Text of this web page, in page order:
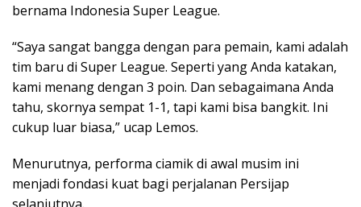
bernama Indonesia Super League.
“Saya sangat bangga dengan para pemain, kami adalah
tim baru di Super League. Seperti yang Anda katakan,
kami menang dengan 3 poin. Dan sebagaimana Anda
tahu, skornya sempat 1-1, tapi kami bisa bangkit. Ini
cukup luar biasa,” ucap Lemos.
Menurutnya, performa ciamik di awal musim ini
menjadi fondasi kuat bagi perjalanan Persijap